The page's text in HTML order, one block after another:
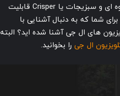
استفاده از یخ و آب خنک کاهش می دهند. کشو جامیوه ای و سبزیجات یا Crisper قابلیت
شما که به دنبال آشنایی با
های ال جی آشنا شده اید؟ البته
ال جی را بخوانید.